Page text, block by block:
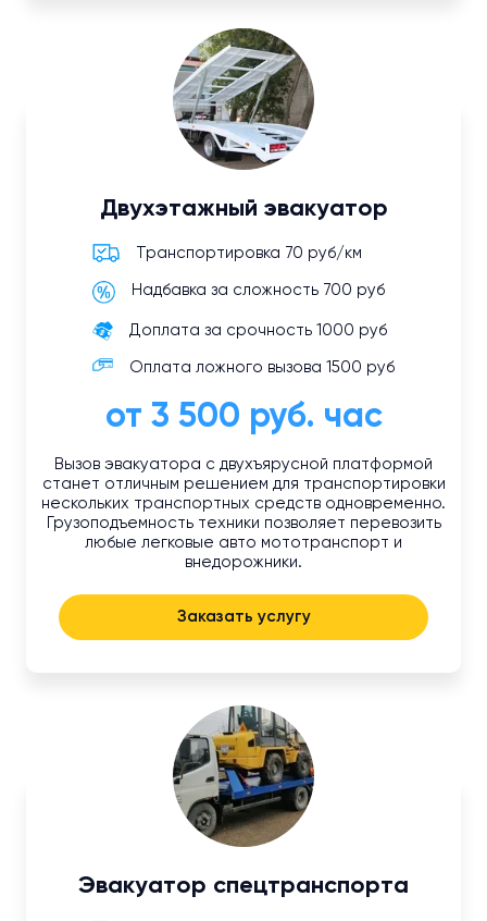
Двухэтажный эвакуатор
Транспортировка 70 руб/км
Надбавка за сложность 700 руб
Доплата за срочность 1000 руб
Оплата ложного вызова 1500 руб
от 3 500 руб. час
Вызов эвакуатора с двухъярусной платформой
станет отличным решением для транспортировки
нескольких транспортных средств одновременно.
Грузоподъемность техники позволяет перевозить
любые легковые авто мототранспорт и
внедорожники.
Заказать услугу
Эвакуатор спецтранспорта